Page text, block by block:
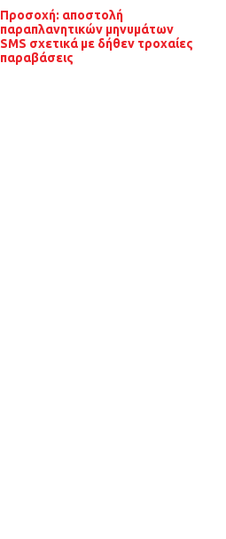
Προσοχή: αποστολή
παραπλανητικών μηνυμάτων
SMS σχετικά με δήθεν τροχαίες
παραβάσεις